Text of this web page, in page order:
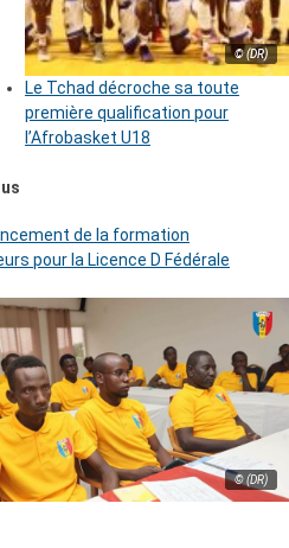
© (DR)
Le Tchad décroche sa toute
première qualification pour
l’Afrobasket U18
de la formation
pour la Licence D Fédérale
© (DR)